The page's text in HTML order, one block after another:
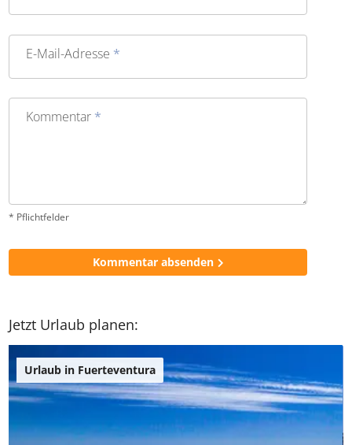
E-Mail-Adresse *
Kommentar *
* Pflichtfelder
Kommentar absenden
Jetzt Urlaub planen:
Urlaub in Fuerteventura